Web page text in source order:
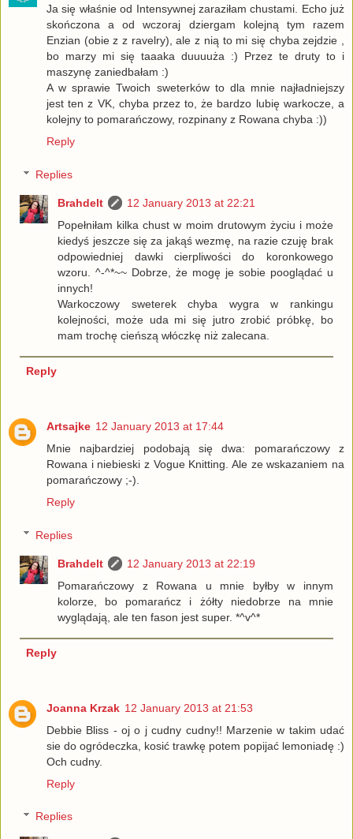
Ja się właśnie od Intensywnej zaraziłam chustami. Echo już
skończona a od wczoraj dziergam kolejną tym razem
Enzian (obie z z ravelry), ale z nią to mi się chyba zejdzie ,
bo marzy mi się taaaka duuuuża :) Przez te druty to i
maszynę zaniedbałam :)
A w sprawie Twoich sweterków to dla mnie najładniejszy
jest ten z VK, chyba przez to, że bardzo lubię warkocze, a
kolejny to pomarańczowy, rozpinany z Rowana chyba :))
Reply
Replies
Brahdelt
12 January 2013 at 22:21
Popełniłam kilka chust w moim drutowym życiu i może
kiedyś jeszcze się za jakąś wezmę, na razie czuję brak
odpowiedniej dawki cierpliwości do koronkowego
wzoru. ^-^*~~ Dobrze, że mogę je sobie pooglądać u
innych!
Warkoczowy sweterek chyba wygra w rankingu
kolejności, może uda mi się jutro zrobić próbkę, bo
mam trochę cieńszą włóczkę niż zalecana.
Reply
Artsajke 12 January 2013 at 17:44
Mnie najbardziej podobają się dwa: pomarańczowy z
Rowana i niebieski z Vogue Knitting. Ale ze wskazaniem na
pomarańczowy ;-).
Reply
Replies
Brahdelt
12 January 2013 at 22:19
Pomarańczowy z Rowana u mnie byłby w innym
kolorze, bo pomarańcz i żółty niedobrze na mnie
wyglądają, ale ten fason jest super. *^v^*
Reply
Joanna Krzak 12 January 2013 at 21:53
Debbie Bliss - oj o j cudny cudny!! Marzenie w takim udać
sie do ogródeczka, kosić trawkę potem popijać lemoniadę :)
Och cudny.
Reply
Replies